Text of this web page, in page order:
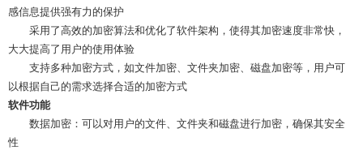
感信息提供强有力的保护
采用了高效的加密算法和优化了软件架构，使得其加密速度非常快，
大大提高了用户的使用体验
支持多种加密方式，如文件加密、文件夹加密、磁盘加密等，用户可
以根据自己的需求选择合适的加密方式
软件功能
数据加密：可以对用户的文件、文件夹和磁盘进行加密，确保其安全
性